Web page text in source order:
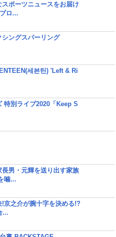
ポーツニュースをお届け
ロ...
ングスパーリング
세븐틴) 'Left & Ri
特別ライブ2020「Keep S
長男・元輝を送り出す家族
噛...
京之介が腕十字を決める!?
...